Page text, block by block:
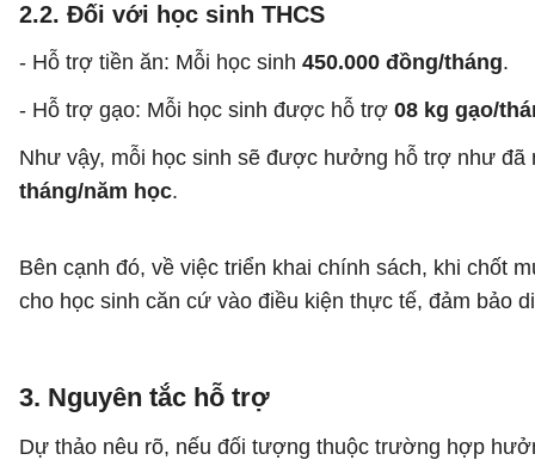
2.2. Đối với học sinh THCS
- Hỗ trợ tiền ăn: Mỗi học sinh 450.000 đồng/tháng.
- Hỗ trợ gạo: Mỗi học sinh được hỗ trợ 08 kg gạo/
Như vậy, mỗi học sinh sẽ được hưởng hỗ trợ như đã
tháng/năm học.
Bên cạnh đó, về việc triển khai chính sách, khi chốt
cho học sinh căn cứ vào điều kiện thực tế, đảm bảo
3. Nguyên tắc hỗ trợ
Dự thảo nêu rõ, nếu đối tượng thuộc trường hợp